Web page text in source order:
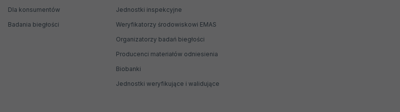
Dla konsumentów
Badania biegłości
Jednostki inspekcyjne
Weryfikatorzy środowiskowi EMAS
Organizatorzy badań biegłości
Producenci materiałów odniesienia
Biobanki
Jednostki weryfikujące i walidujące